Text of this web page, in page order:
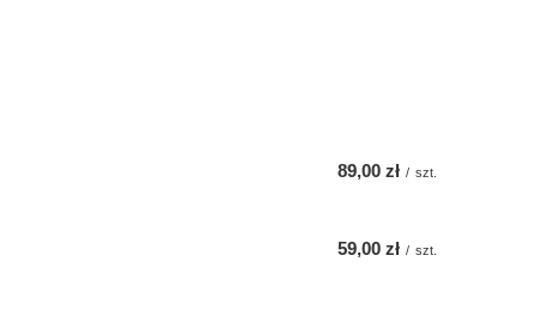
89,00 zł / szt.
59,00 zł / szt.